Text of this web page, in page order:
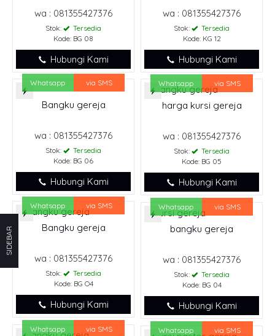
wa : 081355427376
Stok:
Tersedia
Kode: BG 08
Hubungi Kami
wa : 081355427376
Stok:
Tersedia
Kode: KG 12
Hubungi Kami
Whatsapp via SMS
Bangku gereja
wa : 081355427376
Stok:
Tersedia
Kode: BG 06
Hubungi Kami
Whatsapp via SMS
harga kursi gereja
wa : 081355427376
Stok:
Tersedia
Kode: BG 05
Hubungi Kami
Whatsapp via SMS
Bangku gereja
wa : 081355427376
Stok:
Tersedia
Kode: BG O4
Hubungi Kami
Whatsapp via SMS
bangku gereja
wa : 081355427376
Stok:
Tersedia
Kode: BG 04
Hubungi Kami
Whatsapp via SMS Whatsapp via SMS
SIDEBAR